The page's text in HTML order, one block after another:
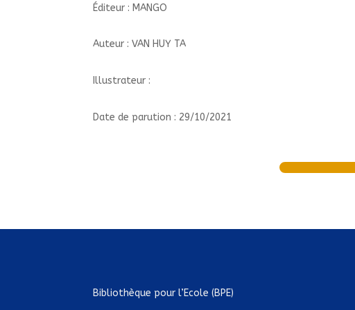
Éditeur : MANGO
Auteur : VAN HUY TA
Illustrateur :
Date de parution : 29/10/2021
Bibliothèque pour l’Ecole (BPE)